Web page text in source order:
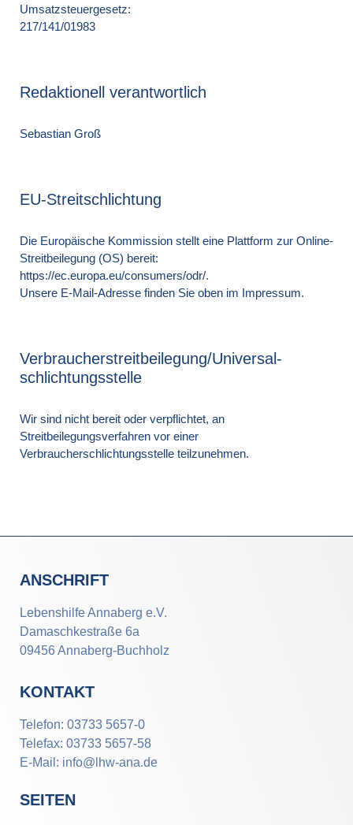
Umsatzsteuergesetz:
217/141/01983
Redaktionell verantwortlich
Sebastian Groß
EU-Streitschlichtung
Die Europäische Kommission stellt eine Plattform zur Online-
Streitbeilegung (OS) bereit:
https://ec.europa.eu/consumers/odr/.
Unsere E-Mail-Adresse finden Sie oben im Impressum.
Verbraucher­streit­beilegung/Universal­
schlichtungs­stelle
Wir sind nicht bereit oder verpflichtet, an
Streitbeilegungsverfahren vor einer
Verbraucherschlichtungsstelle teilzunehmen.
ANSCHRIFT
Lebenshilfe Annaberg e.V.
Damaschkestraße 6a
09456 Annaberg-Buchholz
KONTAKT
Telefon: 03733 5657-0
Telefax: 03733 5657-58
E-Mail: info@lhw-ana.de
SEITEN